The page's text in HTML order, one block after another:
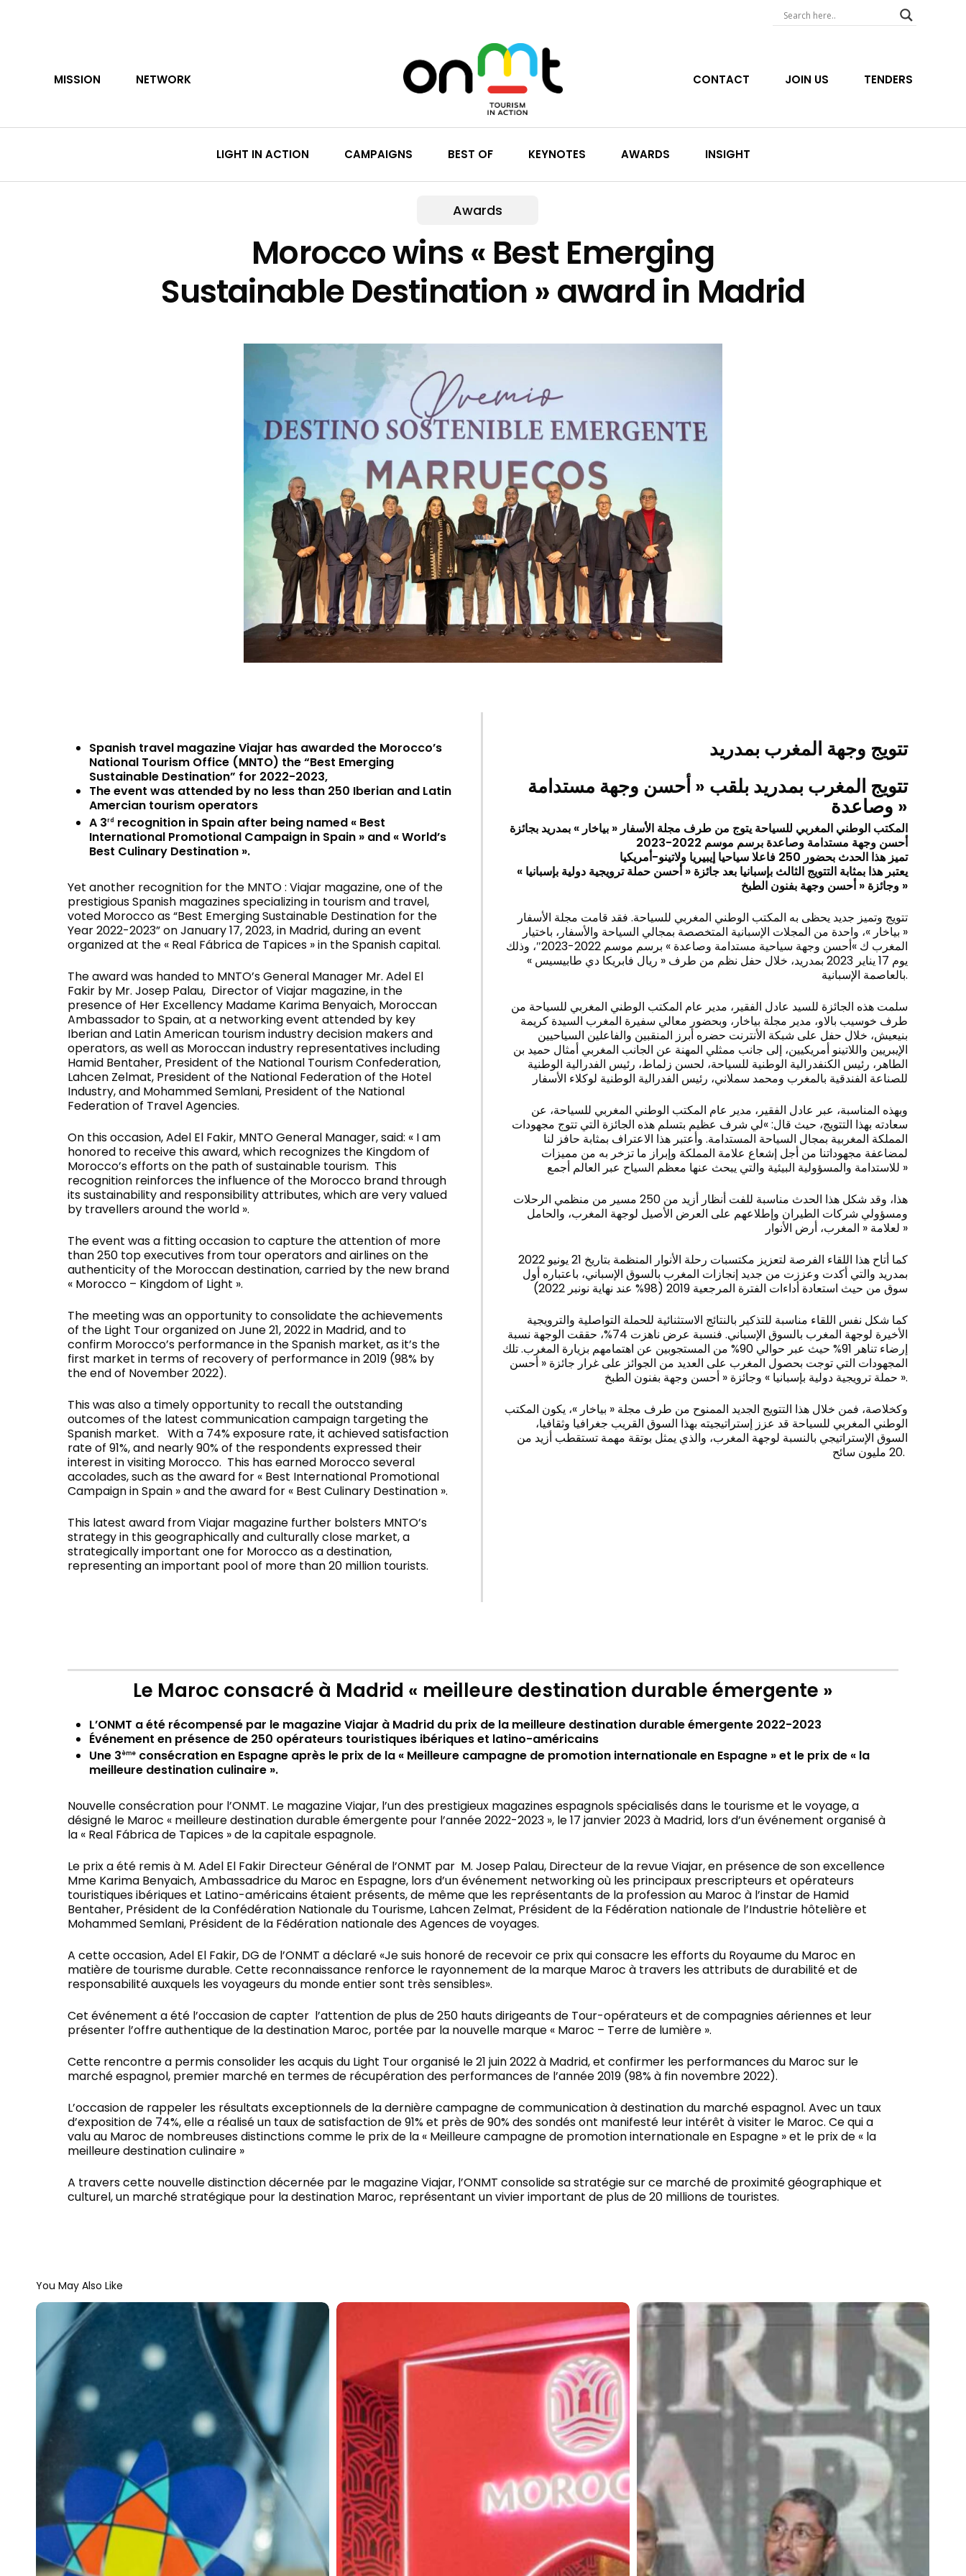
MISSION NETWORK CONTACT JOIN US TENDERS
LIGHT IN ACTION CAMPAIGNS BEST OF KEYNOTES AWARDS INSIGHT
Awards
Morocco wins « Best Emerging
Sustainable Destination » award in Madrid
Spanish travel magazine Viajar has awarded the Morocco’s
National Tourism Office (MNTO) the “Best Emerging
Sustainable Destination” for 2022-2023,
The event was attended by no less than 250 Iberian and Latin
Amercian tourism operators
A 3rd
recognition in Spain after being named « Best
International Promotional Campaign in Spain » and « World’s
Best Culinary Destination ».
Yet another recognition for the MNTO : Viajar magazine, one of the
prestigious Spanish magazines specializing in tourism and travel,
voted Morocco as “Best Emerging Sustainable Destination for the
Year 2022-2023” on January 17, 2023, in Madrid, during an event
organized at the « Real Fábrica de Tapices » in the Spanish capital.
The award was handed to MNTO’s General Manager Mr. Adel El
Fakir by Mr. Josep Palau, Director of Viajar magazine, in the
presence of Her Excellency Madame Karima Benyaich, Moroccan
Ambassador to Spain, at a networking event attended by key
Iberian and Latin American tourism industry decision makers and
operators, as well as Moroccan industry representatives including
Hamid Bentaher, President of the National Tourism Confederation,
Lahcen Zelmat, President of the National Federation of the Hotel
Industry, and Mohammed Semlani, President of the National
Federation of Travel Agencies.
On this occasion, Adel El Fakir, MNTO General Manager, said: « I am
honored to receive this award, which recognizes the Kingdom of
Morocco’s efforts on the path of sustainable tourism. This
recognition reinforces the influence of the Morocco brand through
its sustainability and responsibility attributes, which are very valued
by travellers around the world ».
The event was a fitting occasion to capture the attention of more
than 250 top executives from tour operators and airlines on the
authenticity of the Moroccan destination, carried by the new brand
« Morocco – Kingdom of Light ».
The meeting was an opportunity to consolidate the achievements
of the Light Tour organized on June 21, 2022 in Madrid, and to
confirm Morocco’s performance in the Spanish market, as it’s the
first market in terms of recovery of performance in 2019 (98% by
the end of November 2022).
This was also a timely opportunity to recall the outstanding
outcomes of the latest communication campaign targeting the
Spanish market. With a 74% exposure rate, it achieved satisfaction
rate of 91%, and nearly 90% of the respondents expressed their
interest in visiting Morocco. This has earned Morocco several
accolades, such as the award for « Best International Promotional
Campaign in Spain » and the award for « Best Culinary Destination ».
This latest award from Viajar magazine further bolsters MNTO’s
strategy in this geographically and culturally close market, a
strategically important one for Morocco as a destination,
representing an important pool of more than 20 million tourists.
تتويج وجهة المغرب بمدريد
تتويج المغرب بمدريد بلقب « أحسن وجهة مستدامة
وصاعدة »
المكتب الوطني المغربي للسياحة يتوج من طرف مجلة الأسفار « بياخار » بمدريد بجائزة
أحسن وجهة مستدامة وصاعدة برسم موسم 2022-2023
تميز هذا الحدث بحضور 250 فاعلا سياحيا إيبيريا ولاتينو-أمريكيا
يعتبر هذا بمثابة التتويج الثالث بإسبانيا بعد جائزة « أحسن حملة ترويجية دولية بإسبانيا »
وجائزة « أحسن وجهة بفنون الطبخ »
تتويج وتميز جديد يحظى به المكتب الوطني المغربي للسياحة. فقد قامت مجلة الأسفار
« بياخار »، واحدة من المجلات الإسبانية المتخصصة بمجالي السياحة والأسفار، باختيار
المغرب ك »أحسن وجهة سياحية مستدامة وصاعدة » برسم موسم 2022-2023″، وذلك
يوم 17 يناير 2023 بمدريد، خلال حفل نظم من طرف « ريال فابريكا دي طابيسيس »
بالعاصمة الإسبانية.
سلمت هذه الجائزة للسيد عادل الفقير، مدير عام المكتب الوطني المغربي للسياحة من
طرف خوسيب بالاو، مدير مجلة بياخار، وبحضور معالي سفيرة المغرب السيدة كريمة
بنيعيش، خلال حفل على شبكة الأنترنت حضره أبرز المنقبين والفاعلين السياحيين
الإيبريين واللاتينو أمريكيين، إلى جانب ممثلي المهنة عن الجانب المغربي أمثال حميد بن
الطاهر، رئيس الكنفدرالية الوطنية للسياحة، لحسن زلماط، رئيس الفدرالية الوطنية
للصناعة الفندقية بالمغرب ومحمد سملاني، رئيس الفدرالية الوطنية لوكلاء الأسفار
وبهذه المناسبة، عبر عادل الفقير، مدير عام المكتب الوطني المغربي للسياحة، عن
سعادته بهذا التتويج، حيث قال: »لي شرف عظيم بتسلم هذه الجائزة التي تتوج مجهودات
المملكة المغربية بمجال السياحة المستدامة. وأعتبر هذا الاعتراف بمثابة حافز لنا
لمضاعفة مجهوداتنا من أجل إشعاع علامة المملكة وإبراز ما تزخر به من مميزات
للاستدامة والمسؤولية البيئية والتي يبحث عنها معظم السياح عبر العالم أجمع »
هذا، وقد شكل هذا الحدث مناسبة للفت أنظار أزيد من 250 مسير من منظمي الرحلات
ومسؤولي شركات الطيران وإطلاعهم على العرض الأصيل لوجهة المغرب، والحامل
لعلامة « المغرب، أرض الأنوار »
كما أتاح هذا اللقاء الفرصة لتعزيز مكتسبات رحلة الأنوار المنظمة بتاريخ 21 يونيو 2022
بمدريد والتي أكدت وعززت من جديد إنجازات المغرب بالسوق الإسباني، باعتباره أول
سوق من حيث استعادة أداءات الفترة المرجعية 2019 (98% عند نهاية نونبر 2022)
كما شكل نفس اللقاء مناسبة للتذكير بالنتائج الاستثنائية للحملة التواصلية والترويجية
الأخيرة لوجهة المغرب بالسوق الإسباني. فنسبة عرض ناهزت 74%، حققت الوجهة نسبة
إرضاء تناهر 91% حيث عبر حوالي 90% من المستجوبين عن اهتمامهم بزيارة المغرب. تلك
المجهودات التي توجت بحصول المغرب على العديد من الجوائز على غرار جائزة « أحسن
حملة ترويجية دولية بإسبانيا » وجائزة « أحسن وجهة بفنون الطبخ ».
وكخلاصة، فمن خلال هذا التتويج الجديد الممنوح من طرف مجلة « بياخار »، يكون المكتب
الوطني المغربي للسياحة قد عزز إستراتيجيته بهذا السوق القريب جغرافيا وثقافيا،
السوق الإستراتيجي بالنسبة لوجهة المغرب، والذي يمثل بوتقة مهمة تستقطب أزيد من
20 مليون سائح.
Le Maroc consacré à Madrid « meilleure destination durable émergente »
L’ONMT a été récompensé par le magazine Viajar à Madrid du prix de la meilleure destination durable émergente 2022-2023
Événement en présence de 250 opérateurs touristiques ibériques et latino-américains
Une 3ème consécration en Espagne après le prix de la « Meilleure campagne de promotion internationale en Espagne » et le prix de « la
meilleure destination culinaire ».
Nouvelle consécration pour l’ONMT. Le magazine Viajar, l’un des prestigieux magazines espagnols spécialisés dans le tourisme et le voyage, a
désigné le Maroc « meilleure destination durable émergente pour l’année 2022-2023 », le 17 janvier 2023 à Madrid, lors d’un événement organisé à
la « Real Fábrica de Tapices » de la capitale espagnole.
Le prix a été remis à M. Adel El Fakir Directeur Général de l’ONMT par M. Josep Palau, Directeur de la revue Viajar, en présence de son excellence
Mme Karima Benyaich, Ambassadrice du Maroc en Espagne, lors d’un événement networking où les principaux prescripteurs et opérateurs
touristiques ibériques et Latino-américains étaient présents, de même que les représentants de la profession au Maroc à l’instar de Hamid
Bentaher, Président de la Confédération Nationale du Tourisme, Lahcen Zelmat, Président de la Fédération nationale de l’Industrie hôtelière et
Mohammed Semlani, Président de la Fédération nationale des Agences de voyages.
A cette occasion, Adel El Fakir, DG de l’ONMT a déclaré «Je suis honoré de recevoir ce prix qui consacre les efforts du Royaume du Maroc en
matière de tourisme durable. Cette reconnaissance renforce le rayonnement de la marque Maroc à travers les attributs de durabilité et de
responsabilité auxquels les voyageurs du monde entier sont très sensibles».
Cet événement a été l’occasion de capter l’attention de plus de 250 hauts dirigeants de Tour-opérateurs et de compagnies aériennes et leur
présenter l’offre authentique de la destination Maroc, portée par la nouvelle marque « Maroc – Terre de lumière ».
Cette rencontre a permis consolider les acquis du Light Tour organisé le 21 juin 2022 à Madrid, et confirmer les performances du Maroc sur le
marché espagnol, premier marché en termes de récupération des performances de l’année 2019 (98% à fin novembre 2022).
L’occasion de rappeler les résultats exceptionnels de la dernière campagne de communication à destination du marché espagnol. Avec un taux
d’exposition de 74%, elle a réalisé un taux de satisfaction de 91% et près de 90% des sondés ont manifesté leur intérêt à visiter le Maroc. Ce qui a
valu au Maroc de nombreuses distinctions comme le prix de la « Meilleure campagne de promotion internationale en Espagne » et le prix de « la
meilleure destination culinaire »
A travers cette nouvelle distinction décernée par le magazine Viajar, l’ONMT consolide sa stratégie sur ce marché de proximité géographique et
culturel, un marché stratégique pour la destination Maroc, représentant un vivier important de plus de 20 millions de touristes.
You May Also Like